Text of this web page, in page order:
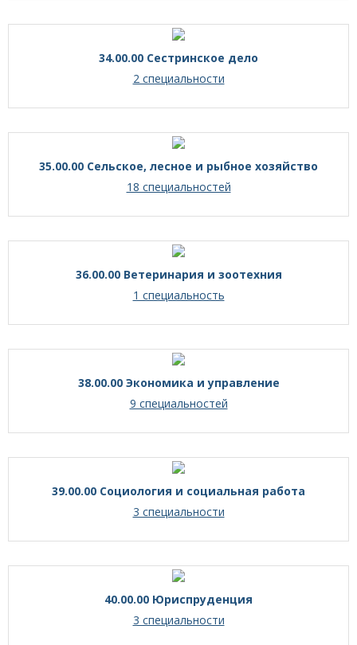
34.00.00 Сестринское дело
2 специальности
35.00.00 Сельское, лесное и рыбное хозяйство
18 специальностей
36.00.00 Ветеринария и зоотехния
1 специальность
38.00.00 Экономика и управление
9 специальностей
39.00.00 Социология и социальная работа
3 специальности
40.00.00 Юриспруденция
3 специальности